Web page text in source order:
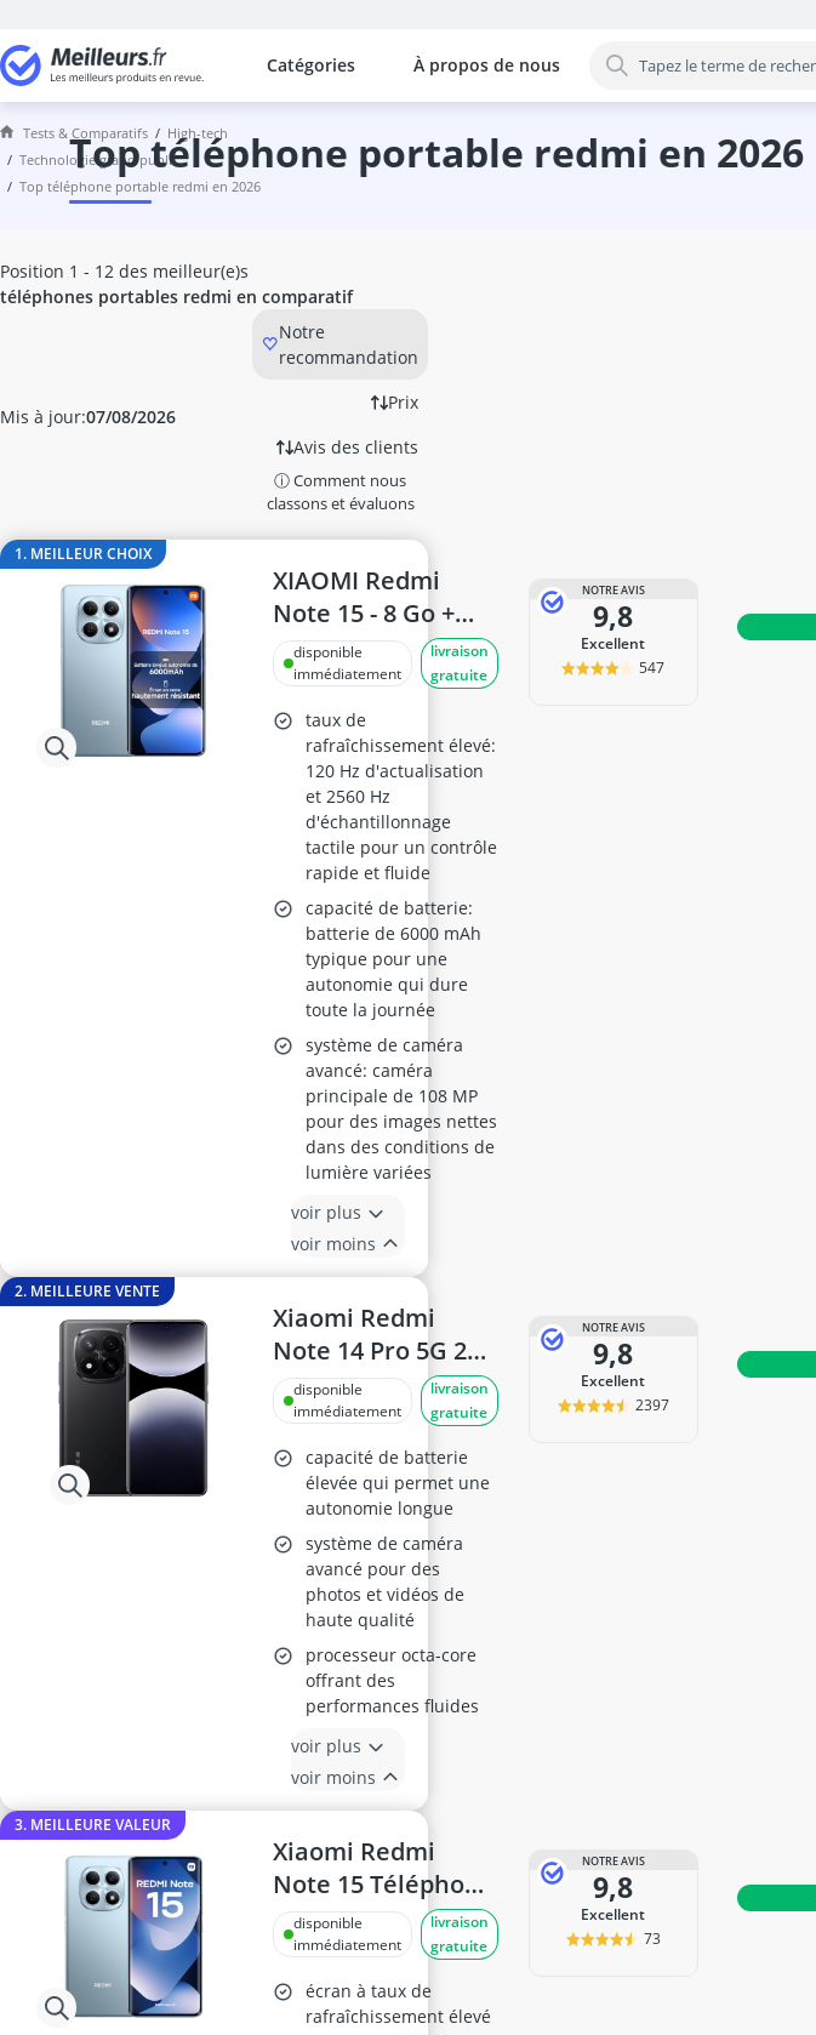
Catégories
Les comparaisons les plus populaires par catégorie
High-Tech
Absorbeur acoustique
absorbeur de vibration enceinte
accordeur guitare
adaptateur péritel HDMI
adaptateur universel de voyage
adaptateur USB-C jack
aide au stationnement
ampli casque
amplificateur
amplificateur antenne
amplificateur antenne autoradio
amplificateur auna
amplificateur basse
amplificateur HiFi
À propos de nous
Tests & Comparatifs
high-tech
technologie grand public
top téléphone portable redmi en 2026
top téléphone portable redmi en 2026
Mis à jour:07/08/2026
Position 1 - 12 des meilleur(e)s
téléphones portables redmi en comparatif
Notre
recommandation
Prix
Avis des clients
ⓘ Comment nous
classons et évaluons
1. MEILLEUR CHOIX
XIAOMI Redmi
Note 15 - 8 Go +
256 Go, Batterie
6000 mAh, Bleu
Glacier
disponible
immédiatement
livraison
gratuite
taux de
rafraîchissement élevé:
120 Hz d'actualisation
et 2560 Hz
d'échantillonnage
tactile pour un contrôle
rapide et fluide
capacité de batterie:
batterie de 6000 mAh
typique pour une
autonomie qui dure
toute la journée
système de caméra
avancé: caméra
principale de 108 MP
pour des images nettes
dans des conditions de
lumière variées
voir plus
voir moins
NOTRE AVIS
9,8
Excellent
547
2. MEILLEURE VENTE
Xiaomi Redmi
Note 14 Pro 5G 256
Go Midnight Black
disponible
immédiatement
livraison
gratuite
capacité de batterie
élevée qui permet une
autonomie longue
système de caméra
avancé pour des
photos et vidéos de
haute qualité
processeur octa-core
offrant des
performances fluides
voir plus
voir moins
NOTRE AVIS
9,8
Excellent
2397
3. MEILLEURE VALEUR
Xiaomi Redmi
Note 15 Téléphone
Android
disponible
immédiatement
livraison
gratuite
écran à taux de
rafraîchissement élevé
NOTRE AVIS
9,8
Excellent
73